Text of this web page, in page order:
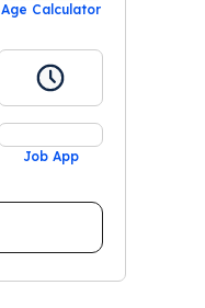
Age Calculator
Job App